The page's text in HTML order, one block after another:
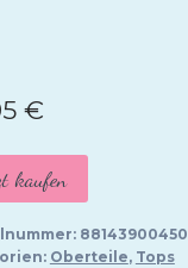
€
kaufen
Oberteile, Tops